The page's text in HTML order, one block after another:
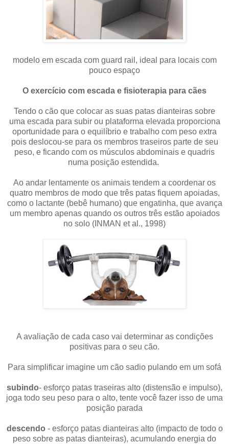
modelo em escada com guard rail, ideal para locais com
pouco espaço
O exercício com escada e fisioterapia para cães
Tendo o cão que colocar as suas patas dianteiras sobre
uma escada para subir ou plataforma elevada proporciona
oportunidade para o equilíbrio e trabalho com peso extra
pois deslocou-se para os membros traseiros parte de seu
peso, e ficando com os músculos abdominais e quadris
numa posição estendida.
Ao andar lentamente os animais tendem a coordenar os
quatro membros de modo que três patas fiquem apoiadas,
como o lactante (bebê humano) que engatinha, que avança
um membro apenas quando os outros três estão apoiados
no solo (INMAN et al., 1998)
A avaliação de cada caso vai determinar as condições
positivas para o seu cão.
Para simplificar imagine um cão sadio pulando em um sofá
subindo- esforço patas traseiras alto (distensão e impulso),
joga todo seu peso para o alto, tente você fazer isso de uma
posição parada
descendo - esforço patas dianteiras alto (impacto de todo o
peso sobre as patas dianteiras), acumulando energia do